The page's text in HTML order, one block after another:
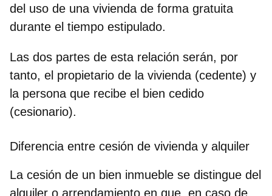
del uso de una vivienda de forma gratuita
durante el tiempo estipulado.
Las dos partes de esta relación serán, por
tanto, el propietario de la vivienda (cedente) y
la persona que recibe el bien cedido
(cesionario).
Diferencia entre cesión de vivienda y alquiler
La cesión de un bien inmueble se distingue del
alquiler o arrendamiento en que, en caso de